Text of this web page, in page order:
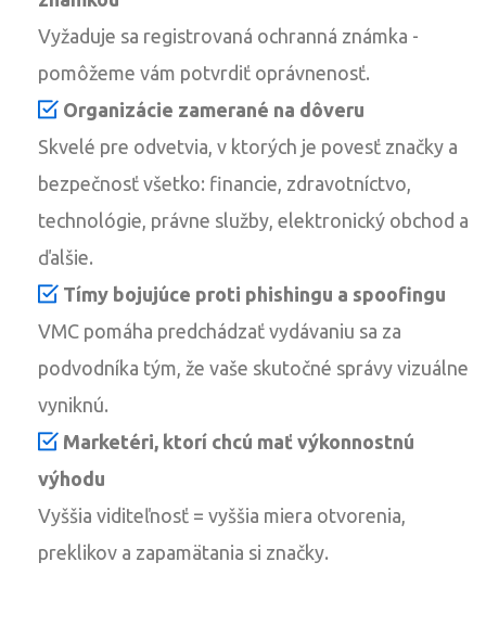
Vyžaduje sa registrovaná ochranná známka -
pomôžeme vám potvrdiť oprávnenosť.
Organizácie zamerané na dôveru
Skvelé pre odvetvia, v ktorých je povesť značky a
bezpečnosť všetko: financie, zdravotníctvo,
technológie, právne služby, elektronický obchod a
ďalšie.
Tímy bojujúce proti phishingu a spoofingu
VMC pomáha predchádzať vydávaniu sa za
podvodníka tým, že vaše skutočné správy vizuálne
vyniknú.
Marketéri, ktorí chcú mať výkonnostnú
výhodu
Vyššia viditeľnosť = vyššia miera otvorenia,
preklikov a zapamätania si značky.